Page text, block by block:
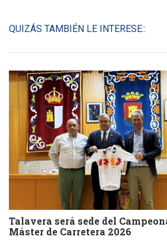
QUIZÁS TAMBIÉN LE INTERESE::
Talavera será sede del
Máster de Carretera 2026